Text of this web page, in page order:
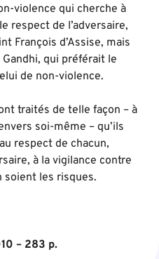
violence qui cherche à
respect de l’adversaire,
François d’Assise, mais
qui préférait le
de non-violence.
traités de telle façon – à
soi-même – qu’ils
respect de chacun,
à la vigilance contre
soient les risques.
– 283 p.